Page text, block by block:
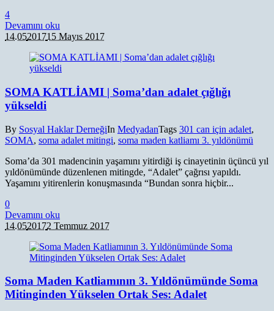
4
Devamını oku
14.05201715 Mayıs 2017
SOMA KATLİAMI | Soma’dan adalet çığlığı
yükseldi
By Sosyal Haklar DerneğiIn MedyadanTags 301 can için adalet,
SOMA, soma adalet mitingi, soma maden katliamı 3. yıldönümü
Soma’da 301 madencinin yaşamını yitirdiği iş cinayetinin üçüncü yıl
yıldönümünde düzenlenen mitingde, “Adalet” çağrısı yapıldı.
Yaşamını yitirenlerin konuşmasında “Bundan sonra hiçbir...
0
Devamını oku
14.0520172 Temmuz 2017
Soma Maden Katliamının 3. Yıldönümünde Soma
Mitinginden Yükselen Ortak Ses: Adalet